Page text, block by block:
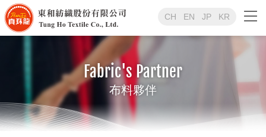
CH EN JP KR
Fabric's Partner
布料夥伴